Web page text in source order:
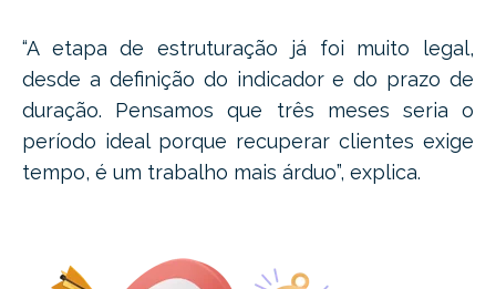
“A etapa de estruturação já foi muito legal,
desde a definição do indicador e do prazo de
duração. Pensamos que três meses seria o
período ideal porque recuperar clientes exige
tempo, é um trabalho mais árduo”, explica.